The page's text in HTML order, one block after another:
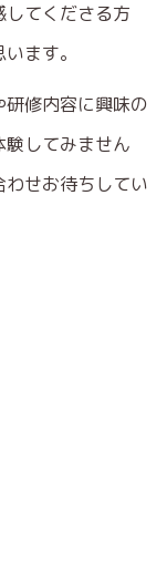
てくださる方
ます。
修内容に興味の
してみません
せお待ちしてい